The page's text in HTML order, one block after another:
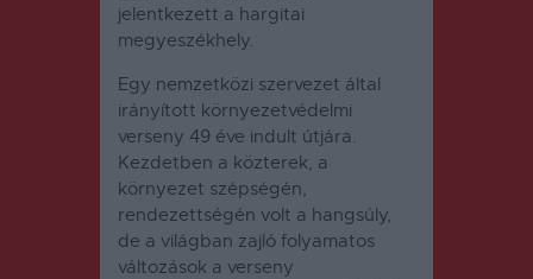
jelentkezett a hargitai
megyeszékhely.
Egy nemzetközi szervezet által
irányított környezetvédelmi
verseny 49 éve indult útjára.
Kezdetben a közterek, a
környezet szépségén,
rendezettségén volt a hangsúly,
de a világban zajló folyamatos
változások a verseny